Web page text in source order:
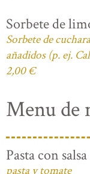
Sorbete de
Sorbete de
añadidos (p. ej.
2,00 €
Menu de
Pasta con
pasta y tomate